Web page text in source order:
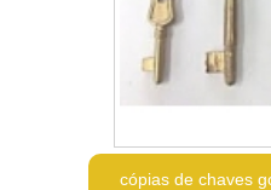
cópias de chaves